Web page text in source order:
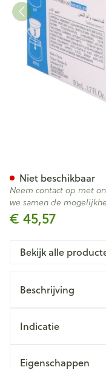
€ 45,57
Niet beschikbaar
Neem contact op met
we samen de
Bekijk alle
Beschrijving
Indicatie
Eigenschappen